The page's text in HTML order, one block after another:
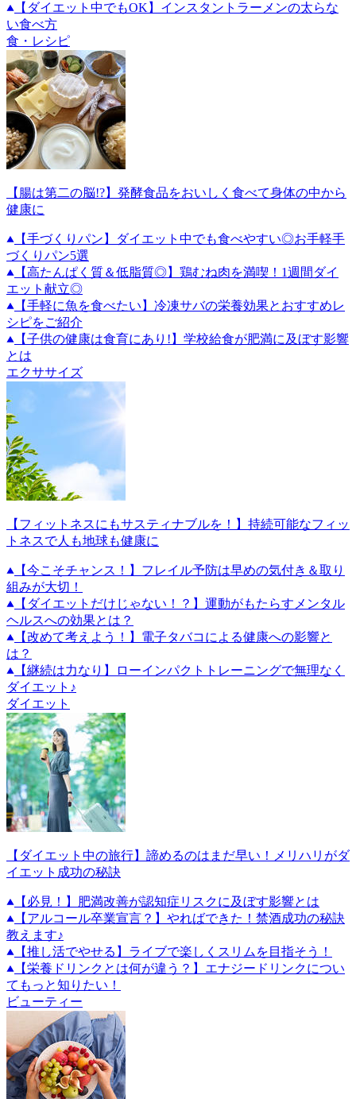
【ダイエット中でもOK】インスタントラーメンの太らな
い食べ方
食・レシピ
【腸は第二の脳!?】発酵食品をおいしく食べて身体の中から
健康に
【手づくりパン】ダイエット中でも食べやすい◎お手軽手
づくりパン5選
【高たんぱく質＆低脂質◎】鶏むね肉を満喫！1週間ダイ
エット献立◎
【手軽に魚を食べたい】冷凍サバの栄養効果とおすすめレ
シピをご紹介
【子供の健康は食育にあり!】学校給食が肥満に及ぼす影響
とは
エクササイズ
【フィットネスにもサスティナブルを！】持続可能なフィッ
トネスで人も地球も健康に
【今こそチャンス！】フレイル予防は早めの気付き＆取り
組みが大切！
【ダイエットだけじゃない！？】運動がもたらすメンタル
ヘルスへの効果とは？
【改めて考えよう！】電子タバコによる健康への影響と
は？
【継続は力なり】ローインパクトトレーニングで無理なく
ダイエット♪
ダイエット
【ダイエット中の旅行】諦めるのはまだ早い！メリハリがダ
イエット成功の秘訣
【必見！】肥満改善が認知症リスクに及ぼす影響とは
【アルコール卒業宣言？】やればできた！禁酒成功の秘訣
教えます♪
【推し活でやせる】ライブで楽しくスリムを目指そう！
【栄養ドリンクとは何が違う？】エナジードリンクについ
てもっと知りたい！
ビューティー